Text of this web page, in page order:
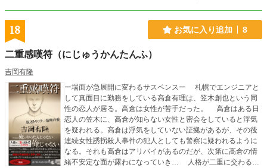
18 お気に入り追加 8
二重感嘆符（にじゅうかんたんふ）
吉岡有隆
ー場面が急展開に変わるサスペンスー 札幌でエンジニアと
して真面目に勤務をしている高倉有理は、笠木創也という同
性の恋人が居る。高倉は女性が苦手だった。 高倉はある日
恋人の笠木に、高倉が知らない女性と密会をしていると浮気
を疑われる。高倉は浮気をしていない証拠があるが、その後
連続女性誘拐殺人事件の犯人としても警察に疑われるように
なる。それも高倉はアリバイがあるのだが、次第に高倉の情
緒不安定な面が露わになっていき… 人格が二重に交わる、